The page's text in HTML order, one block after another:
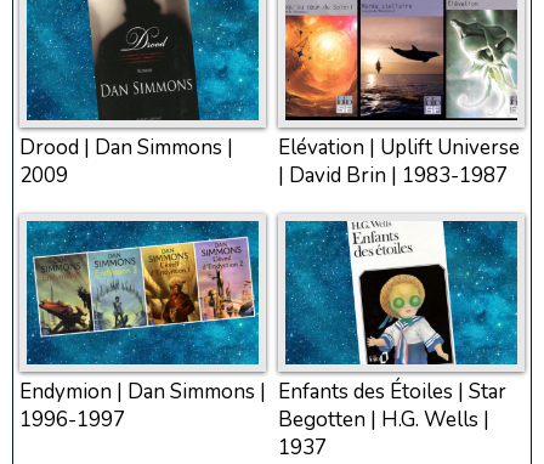
Drood | Dan Simmons |
2009
Elévation | Uplift Universe
| David Brin | 1983-1987
Endymion | Dan Simmons |
1996-1997
Enfants des Étoiles | Star
Begotten | H.G. Wells |
1937